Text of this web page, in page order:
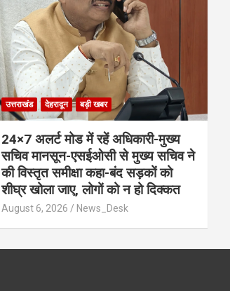
उत्तराखंड देहरादून बड़ी खबर
24×7 अलर्ट मोड में रहें अधिकारी-मुख्य
सचिव मानसून-एसईओसी से मुख्य सचिव ने
की विस्तृत समीक्षा कहा-बंद सड़कों को
शीघ्र खोला जाए, लोगों को न हो दिक्कत
August 6, 2026 News_Desk